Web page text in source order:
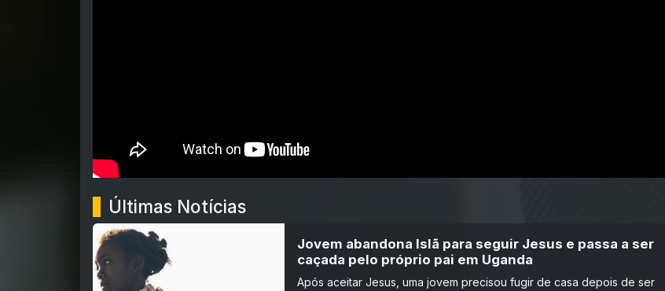
Últimas Notícias
Jovem abandona Islã para seguir Jesus e passa a ser
caçada pelo próprio pai em Uganda
Após aceitar Jesus, uma jovem precisou fugir de casa depois de ser